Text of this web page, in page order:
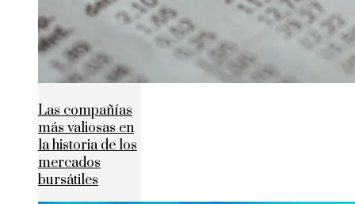
Las compañías
más valiosas en
la historia de los
mercados
bursátiles